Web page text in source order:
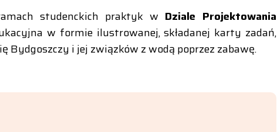
studenckich praktyk w Dziale Projektowania
w formie ilustrowanej, składanej karty zadań,
i jej związków z wodą poprzez zabawę.